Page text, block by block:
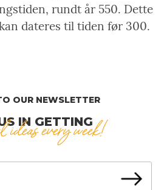
rundt år 550. Dette
dateres til tiden før 300.
OUR NEWSLETTER
IN GETTING
ideas every week!